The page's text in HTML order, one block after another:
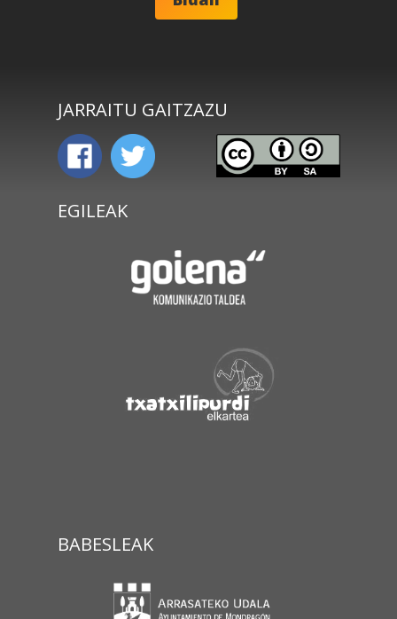
JARRAITU GAITZAZU
EGILEAK
BABESLEAK